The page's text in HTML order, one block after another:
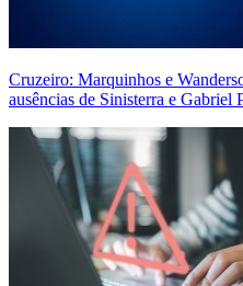
Cruzeiro: Marquinhos e
ausências de Sinisterra e Gabriel